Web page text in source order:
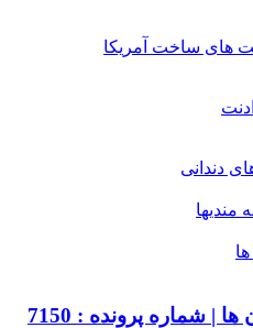
های ساخت آمریکا
دندانی
مندیها
| شماره پرونده : 7150